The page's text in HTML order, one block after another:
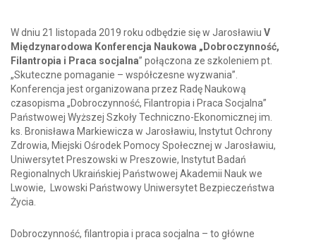
W dniu 21 listopada 2019 roku odbędzie się w Jarosławiu V
Międzynarodowa Konferencja Naukowa „Dobroczynność,
Filantropia i Praca socjalna” połączona ze szkoleniem pt.
„Skuteczne pomaganie – współczesne wyzwania”.
Konferencja jest organizowana przez Radę Naukową
czasopisma „Dobroczynność, Filantropia i Praca Socjalna”
Państwowej Wyższej Szkoły Techniczno-Ekonomicznej im.
ks. Bronisława Markiewicza w Jarosławiu, Instytut Ochrony
Zdrowia, Miejski Ośrodek Pomocy Społecznej w Jarosławiu,
Uniwersytet Preszowski w Preszowie, Instytut Badań
Regionalnych Ukraińskiej Państwowej Akademii Nauk we
Lwowie,
Lwowski Państwowy Uniwersytet Bezpieczeństwa
Życia.
Dobroczynność, filantropia i praca socjalna – to główne